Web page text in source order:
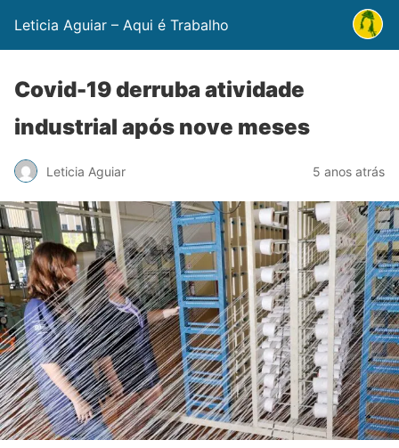
Leticia Aguiar – Aqui é Trabalho
Covid-19 derruba atividade
industrial após nove meses
Leticia Aguiar 5 anos atrás